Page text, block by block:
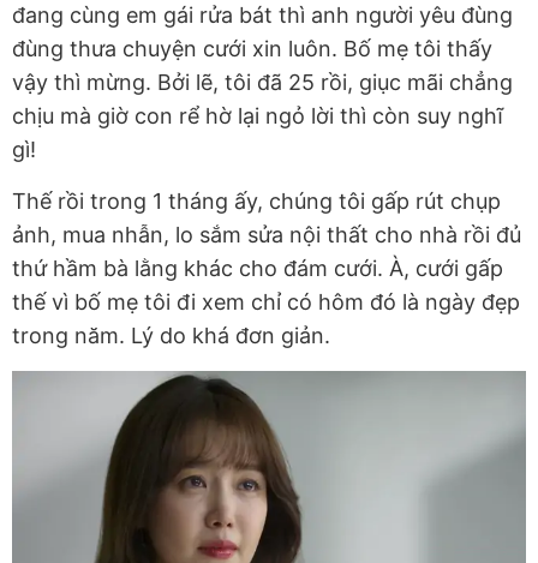
đang cùng em gái rửa bát thì anh người yêu đùng
đùng thưa chuyện cưới xin luôn. Bố mẹ tôi thấy
vậy thì mừng. Bởi lẽ, tôi đã 25 rồi, giục mãi chẳng
chịu mà giờ con rể hờ lại ngỏ lời thì còn suy nghĩ
gì!
Thế rồi trong 1 tháng ấy, chúng tôi gấp rút chụp
ảnh, mua nhẫn, lo sắm sửa nội thất cho nhà rồi đủ
thứ hầm bà lằng khác cho đám cưới. À, cưới gấp
thế vì bố mẹ tôi đi xem chỉ có hôm đó là ngày đẹp
trong năm. Lý do khá đơn giản.